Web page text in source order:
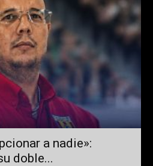
a nadie»:
doble...